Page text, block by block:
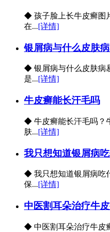
◆ 孩子脸上长牛皮癣图
在...[详情]
银屑病与什么皮肤
◆ 银屑病与什么皮肤病
是...[详情]
牛皮癣能长汗毛吗
◆ 牛皮癣能长汗毛吗？
肤...[详情]
我只想知道银屑病
◆ 我只想知道银屑病吃
保...[详情]
中医割耳朵治疗牛
◆ 中医割耳朵治疗牛皮